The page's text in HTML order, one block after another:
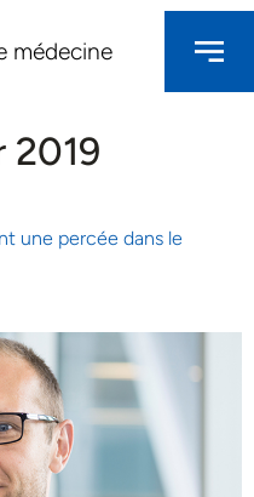
médecine
2019
une percée dans le